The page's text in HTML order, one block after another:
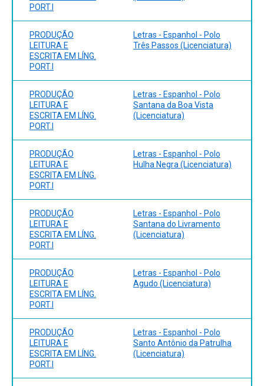
PORT.I
PRODUÇÃO
LEITURA E
ESCRITA EM LÍNG.
PORT.I
Letras - Espanhol - Polo
Três Passos (Licenciatura)
PRODUÇÃO
LEITURA E
ESCRITA EM LÍNG.
PORT.I
Letras - Espanhol - Polo
Santana da Boa Vista
(Licenciatura)
PRODUÇÃO
LEITURA E
ESCRITA EM LÍNG.
PORT.I
Letras - Espanhol - Polo
Hulha Negra (Licenciatura)
PRODUÇÃO
LEITURA E
ESCRITA EM LÍNG.
PORT.I
Letras - Espanhol - Polo
Santana do Livramento
(Licenciatura)
PRODUÇÃO
LEITURA E
ESCRITA EM LÍNG.
PORT.I
Letras - Espanhol - Polo
Agudo (Licenciatura)
PRODUÇÃO
LEITURA E
ESCRITA EM LÍNG.
PORT.I
Letras - Espanhol - Polo
Santo Antônio da Patrulha
(Licenciatura)